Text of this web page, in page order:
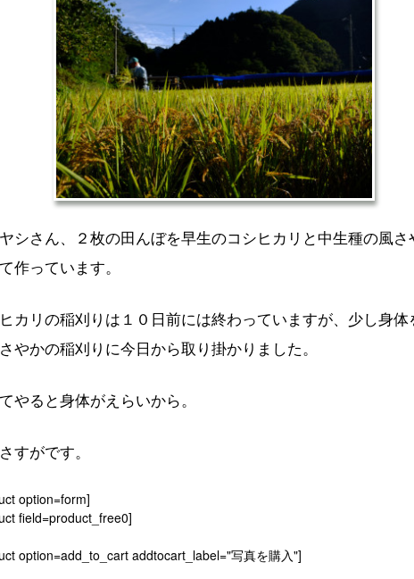
シさん、２枚の田んぼを早生のコシヒカリと中生種の風さ
作っています。
カリの稲刈りは１０日前には終わっていますが、少し身体
やかの稲刈りに今日から取り掛かりました。
やると身体がえらいから。
すがです。
option=form]
field=product_free0]
option=add_to_cart addtocart_label="写真を購入"]